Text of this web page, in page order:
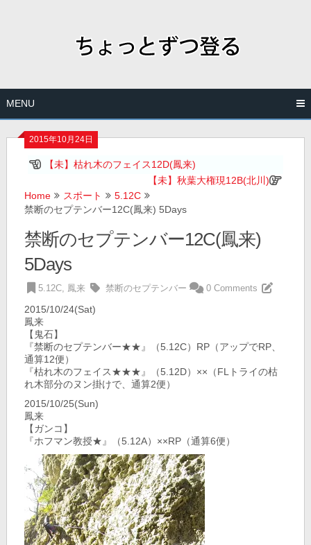
MENU
2015年10月24日
【未】枯れ木のフェイス12D(鳳来)
【未】秋葉大権現12B(北川)
Home
スポート
5.12C
禁断のセプテンバー12C(鳳来) 5Days
禁断のセプテンバー12C(鳳来)
5Days
5.12C, 鳳来 禁断のセプテンバー 0 Comments
2015/10/24(Sat)
鳳来
【鬼石】
『禁断のセプテンバー★★』（5.12C）RP（アップでRP、
通算12便）
『枯れ木のフェイス★★★』（5.12D）××（FLトライの枯
れ木部分のヌン掛けで、通算2便）
2015/10/25(Sun)
鳳来
【ガンコ】
『ホフマン教授★』（5.12A）××RP（通算6便）